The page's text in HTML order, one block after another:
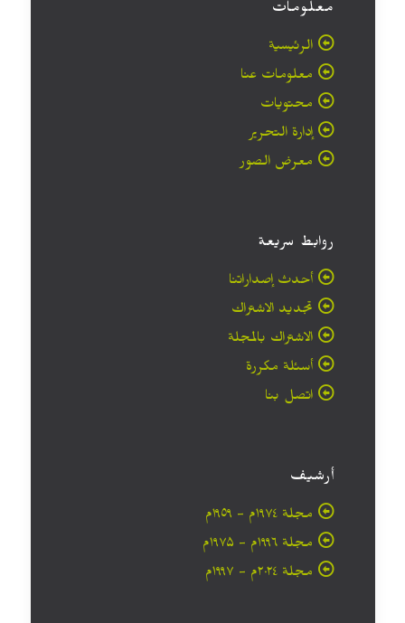
معلومات
الرئيسية
معلومات عنا
محتويات
إدارة التحرير
معرض الصور
روابط سريعة
أحدث إصداراتنا
تجديد الاشتراك
الاشتراك بالمجلة
أسئلة مكررة
اتصل بنا
أرشيف
مجلة ۱۹۷٤م - ١٩٥٩م
مجلة ۱۹۹٦م - ۱۹۷۵م
مجلة ۲۰۲٤م - ۱۹۹۷م